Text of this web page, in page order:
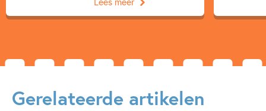
Gerelateerde artikelen